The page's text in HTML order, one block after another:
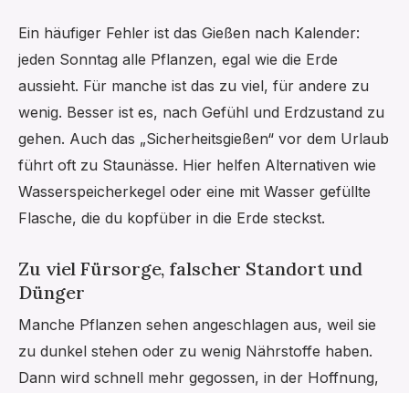
Ein häufiger Fehler ist das Gießen nach Kalender:
jeden Sonntag alle Pflanzen, egal wie die Erde
aussieht. Für manche ist das zu viel, für andere zu
wenig. Besser ist es, nach Gefühl und Erdzustand zu
gehen. Auch das „Sicherheitsgießen“ vor dem Urlaub
führt oft zu Staunässe. Hier helfen Alternativen wie
Wasserspeicherkegel oder eine mit Wasser gefüllte
Flasche, die du kopfüber in die Erde steckst.
Zu viel Fürsorge, falscher Standort und
Dünger
Manche Pflanzen sehen angeschlagen aus, weil sie
zu dunkel stehen oder zu wenig Nährstoffe haben.
Dann wird schnell mehr gegossen, in der Hoffnung,